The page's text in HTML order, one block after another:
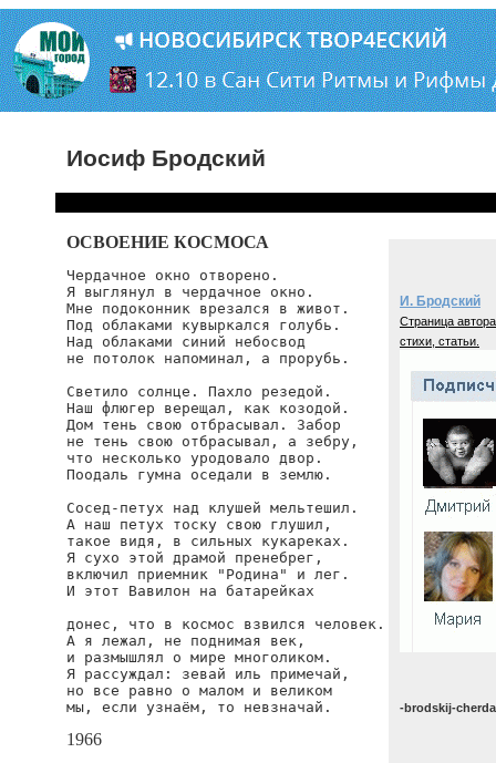
Иосиф Бродский
ОСВОЕНИЕ КОСМОСА
Чердачное окно отворено.
Я выглянул в чердачное окно.
Мне подоконник врезался в живот.
Под облаками кувыркался голубь.
Над облаками синий небосвод
не потолок напоминал, а прорубь.
Светило солнце. Пахло резедой.
Наш флюгер верещал, как козодой.
Дом тень свою отбрасывал. Забор
не тень свою отбрасывал, а зебру,
что несколько уродовало двор.
Поодаль гумна оседали в землю.
Сосед-петух над клушей мельтешил.
А наш петух тоску свою глушил,
такое видя, в сильных кукареках.
Я сухо этой драмой пренебрег,
включил приемник "Родина" и лег.
И этот Вавилон на батарейках
донес, что в космос взвился человек.
А я лежал, не поднимая век,
и размышлял о мире многоликом.
Я рассуждал: зевай иль примечай,
но все равно о малом и великом
мы, если узнаём, то невзначай.
1966
И. Бродский
Страница
стихи, статьи.
-brodskij-